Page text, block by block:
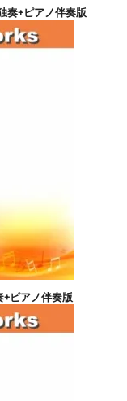
奏+ピアノ伴奏版
+ピアノ伴奏版